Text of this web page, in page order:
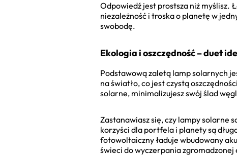
Odpowiedź jest prostsza niż myślisz.
niezależność i troska o planetę w
swobodę.
Ekologia i oszczędność – duet
Podstawową zaletą lamp solarnych
na światło, co jest czystą
solarne, minimalizujesz swój ślad
Zastanawiasz się, czy lampy solarne
korzyści dla portfela i planety są
fotowoltaiczny ładuje wbudowany
świeci do wyczerpania zgromadzonej